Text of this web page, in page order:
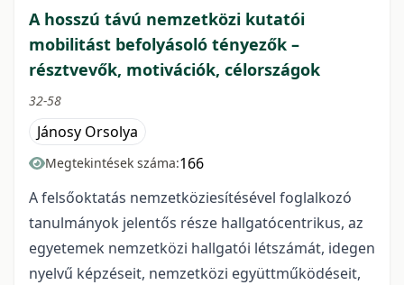
A hosszú távú nemzetközi kutatói
mobilitást befolyásoló tényezők –
résztvevők, motivációk, célországok
32-58
Jánosy Orsolya
Megtekintések száma:166
A felsőoktatás nemzetköziesítésével foglalkozó
tanulmányok jelentős része hallgatócentrikus, az
egyetemek nemzetközi hallgatói létszámát, idegen
nyelvű képzéseit, nemzetközi együttműködéseit,